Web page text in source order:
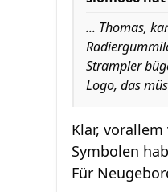
... Thomas,
Strampler
Logo, das
Klar,
Symbolen
Für